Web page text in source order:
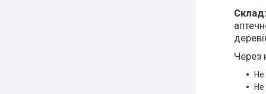
Склад:
Через
Не
Не